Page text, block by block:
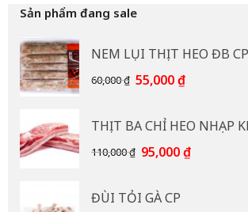
Sản phẩm đang sale
NEM LỤI THỊT HEO ĐB
60,000₫ Giá
60,000 ₫.
55,000₫Giá
là:
55,000 ₫.
THỊT BA CHỈ HEO NHẠP
110,000₫ Giá
110,000 ₫.
95,000₫Giá
ĐÙI TỎI GÀ CP